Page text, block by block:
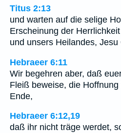
Titus 2:13
und warten auf die selige
Erscheinung der
und unsers Heilandes, Jesu
Hebraeer 6:11
Wir begehren aber, daß
Fleiß beweise, die
Ende,
Hebraeer 6:12,19
daß ihr nicht träge werdet,